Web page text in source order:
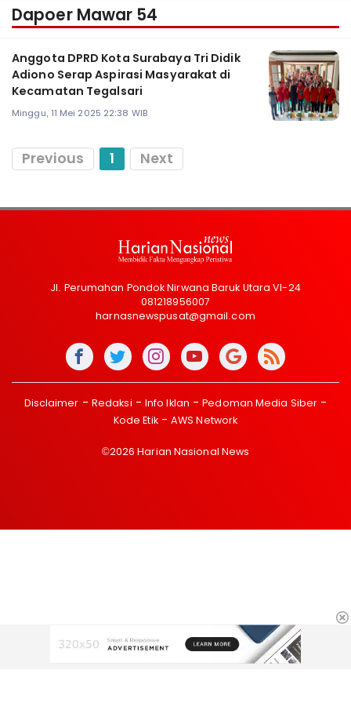
Dapoer Mawar 54
Anggota DPRD Kota Surabaya Tri Didik
Adiono Serap Aspirasi Masyarakat di
Kecamatan Tegalsari
Minggu, 11 Mei 2025 22:38 WIB
Previous 1 Next
Jl. Perumahan Pondok Nirwana Baruk Utara VI-24
081218956007
harnasnewspusat@gmail.com
Disclaimer Redaksi Info Iklan
Pedoman Media Siber
Kode Etik
AWS Network
©2026 Harian Nasional News